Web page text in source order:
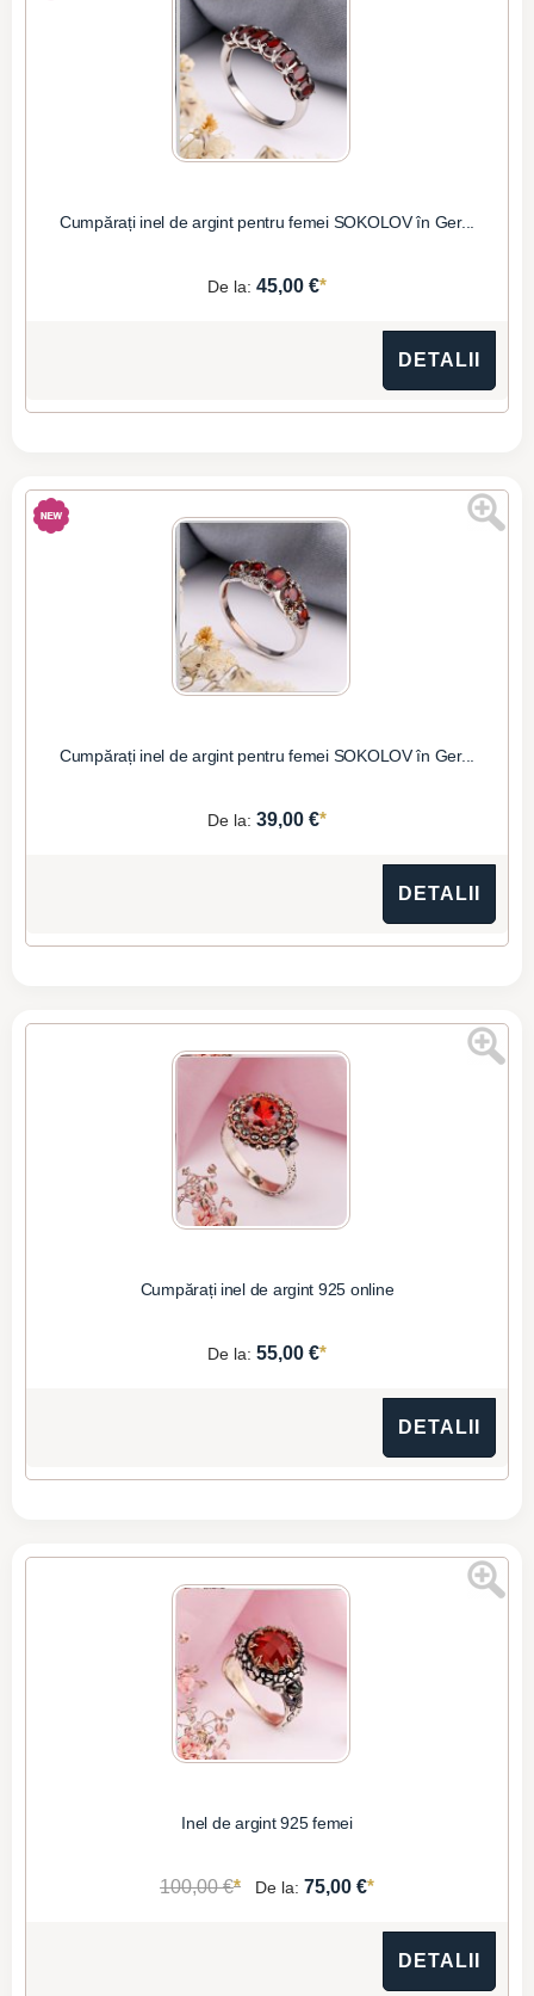
Cumpărați inel de argint pentru femei SOKOLOV în Ger...
De la: 45,00 €*
DETALII
Cumpărați inel de argint pentru femei SOKOLOV în Ger...
De la: 39,00 €*
DETALII
Cumpărați inel de argint 925 online
De la: 55,00 €*
DETALII
Inel de argint 925 femei
100,00 €* De la: 75,00 €*
DETALII